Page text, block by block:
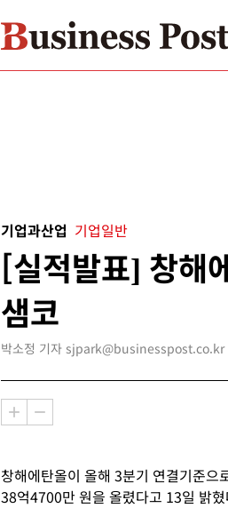
기업과산업 기업일반
[실적발표] 창해
샘코
박소정 기자 sjpark@businesspost.co.kr
창해에탄올이 올해 3분기 연결기준
38억4700만 원을 올렸다고 13일 밝